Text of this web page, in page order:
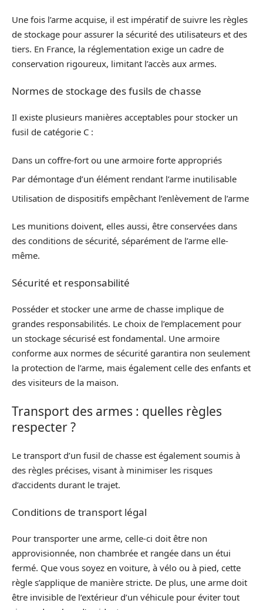
Une fois l’arme acquise, il est impératif de suivre les règles
de stockage pour assurer la sécurité des utilisateurs et des
tiers. En France, la réglementation exige un cadre de
conservation rigoureux, limitant l’accès aux armes.
Normes de stockage des fusils de chasse
Il existe plusieurs manières acceptables pour stocker un
fusil de catégorie C :
Dans un coffre-fort ou une armoire forte appropriés
Par démontage d’un élément rendant l’arme inutilisable
Utilisation de dispositifs empêchant l’enlèvement de l’arme
Les munitions doivent, elles aussi, être conservées dans
des conditions de sécurité, séparément de l’arme elle-
même.
Sécurité et responsabilité
Posséder et stocker une arme de chasse implique de
grandes responsabilités. Le choix de l’emplacement pour
un stockage sécurisé est fondamental. Une armoire
conforme aux normes de sécurité garantira non seulement
la protection de l’arme, mais également celle des enfants et
des visiteurs de la maison.
Transport des armes : quelles règles
respecter ?
Le transport d’un fusil de chasse est également soumis à
des règles précises, visant à minimiser les risques
d’accidents durant le trajet.
Conditions de transport légal
Pour transporter une arme, celle-ci doit être non
approvisionnée, non chambrée et rangée dans un étui
fermé. Que vous soyez en voiture, à vélo ou à pied, cette
règle s’applique de manière stricte. De plus, une arme doit
être invisible de l’extérieur d’un véhicule pour éviter tout